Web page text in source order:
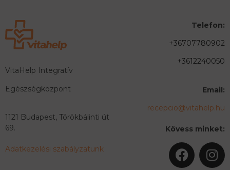
VitaHelp Integratív
Egészségközpont
1121 Budapest, Törökbálinti út
69.
Adatkezelési szabályzatunk
Telefon:
+36707780902
+3612240050
Email:
recepcio@vitahelp.hu
Kövess minket: